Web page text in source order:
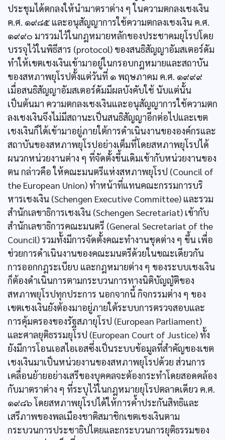
ประชุมได้ตกลงให้นำมาตราต่าง ๆ ในความตกลงเชงเงิน
ค.ศ. ๑๙๘๕ และอนุสัญญาการใช้ความตกลงเชงเงิน ค.ศ.
๑๙๙๐ มารวมไว้ในกฎหมายหลักของประชาคมยุโรปโดย
บรรจุไว้ในพิธีสาร (protocol) ของสนธิสัญญาอัมสเตอร์ดัม
ทำให้เขตเชงเงินเข้ามาอยู่ในกรอบกฎหมายและสถาบัน
ของสหภาพยุโรปตั้งแต่วันที่ ๑ พฤษภาคม ค.ศ. ๑๙๙๙
เมื่อสนธิสัญญาอัมสเตอร์ดัมมีผลบังคับใช้ นับแต่นั้น
เป็นต้นมา ความตกลงเชงเงินและอนุสัญญาการใช้ความตก
ลงเชงเงินจึงไม่มีสถานะเป็นสนธิสัญญาอีกต่อไปและเขต
เชงเงินก็ได้เข้ามาอยู่ภายใต้การดำเนินงานขององค์กรและ
สถาบันของสหภาพยุโรปอย่างเต็มที่โดยสหภาพยุโรปได้
ผนวกหน่วยงานต่าง ๆ ที่จัดตั้งขึ้นเดิมเข้ากับหน่วยงานของ
ตน กล่าวคือ ให้คณะมนตรีแห่งสหภาพยุโรป (Council of
the European Union) ทำหน้าที่แทนคณะกรรมการบริ
หารเชงเงิน (Schengen Executive Committee) และรวม
สำนักเลขาธิการเชงเงิน (Schengen Secretariat) เข้ากับ
สำนักเลขาธิการคณะมนตรี (General Secretariat of the
Council) รวมทั้งมีการจัดตั้งคณะทำงานชุดต่าง ๆ ขึ้น เพื่อ
ช่วยการดำเนินงานของคณะมนตรีด้วยในขณะเดียวกัน
การออกกฎระเบียบ และกฎหมายต่าง ๆ ของระบบเชงเงิน
ก็ต้องดำเนินการตามกระบวนการทางนิติบัญญัติของ
สหภาพยุโรปทุกประการ นอกจากนี้ กิจกรรมต่าง ๆ ของ
เขตเชงเงินยังต้องมาอยู่ภายใต้ระบบการตรวจสอบและ
การคุ้มครองของรัฐสภายุโรป (European Parliament)
และศาลยุติธรรมยุโรป (European Court of Justice) ทั้ง
ยังมีการโอนเอสไอเอสซึ่งเป็นระบบข้อมูลที่สำคัญของเขต
เชงเงินมาเป็นหน่วยงานของสหภาพยุโรปด้วย ส่วนการ
เคลื่อนย้ายอย่างเสรีของบุคคลจะต้องกระทำโดยสอดคล้อง
กับมาตราต่าง ๆ ที่ระบุไว้ในกฎหมายยุโรปตลาดเดียว ค.ศ.
๑๙๘๖ โดยสหภาพยุโรปได้ให้การคํ้าประกันสิทธิและ
เสรีภาพของพลเมืองชาติสมาชิกเขตเชงเงินตาม
กระบวนการประชาธิปไตยและกระบวนการยุติธรรมของ